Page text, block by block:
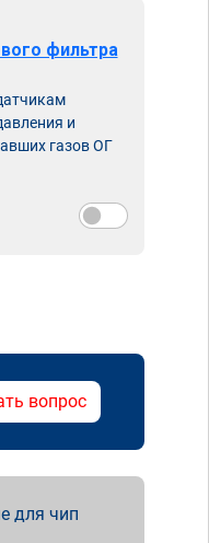
фильтра
и
газов ОГ
вопрос
для чип